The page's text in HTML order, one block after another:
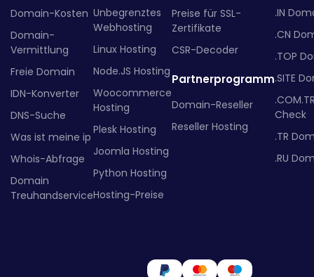
Domain-Kosten
Domain-
Vermittlung
Freie Domain
IDN-Konverter
DNS-Suche
Was ist meine ip
Whois-Abfrage
Domain
Treuhandservice
Unbegrenztes
Webhosting
Linux Hosting
Node.JS Hosting
Woocommerce
Hosting
Plesk Hosting
Joomla Hosting
Python Hosting
Hosting-Preise
Preise für SSL-
Zertifikate
CSR-Decoder
Partnerprogramm
Domain-Reseller
Reseller Hosting
.IN
.CN
.TOP
.SITE
Check
.TR
.RU